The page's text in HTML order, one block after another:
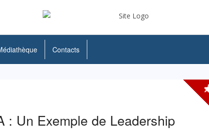
Contacts
: Un Exemple de Leadership